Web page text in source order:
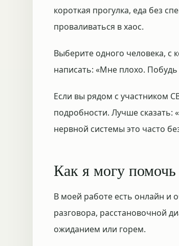
короткая прогулка, еда без
проваливаться в хаос.
Выберите одного человека, с
написать: «Мне плохо.
Если вы рядом с участником
подробности. Лучше
нервной системы это часто
Как я могу помочь
В моей работе есть онлайн и
разговора, расстановочной
ожиданием или горем.